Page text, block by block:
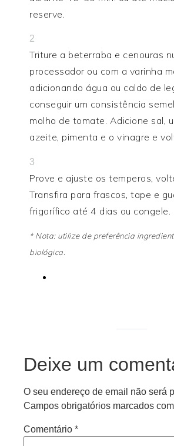
reserve.
2
Triture a beterraba e cenouras
processador ou com a varinha
adicionando água ou caldo de
conseguir um consistência
molho de tomate. Adicione sal,
azeite, pimenta e o vinagre e
3
Prove e ajuste os temperos,
Transfira para frascos, tape e
frigorífico até 4 dias ou congele.
* Nota: utilize de preferência
biológica.
Deixe um
O seu endereço de email não será
Campos obrigatórios marcados com
Comentário *